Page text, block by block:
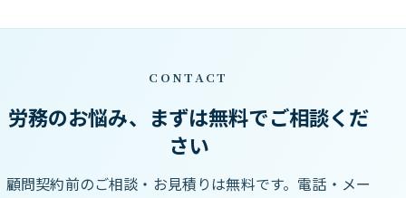
CONTACT
労務のお悩み、まずは無料でご相談くだ
さい
顧問契約前のご相談・お見積りは無料です。電話・メー